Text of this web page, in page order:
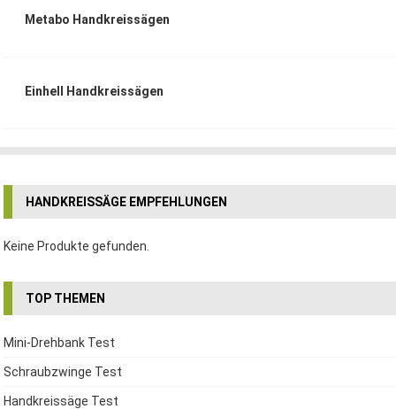
Metabo Handkreissägen
Einhell Handkreissägen
HANDKREISSÄGE EMPFEHLUNGEN
Keine Produkte gefunden.
TOP THEMEN
Mini-Drehbank Test
Schraubzwinge Test
Handkreissäge Test